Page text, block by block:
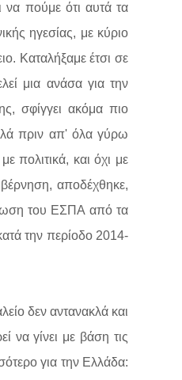
να πούμε ότι αυτά τα
ηγεσίας, με κύριο
Καταλήξαμε έτσι σε
μια ανάσα για την
σφίγγει ακόμα πιο
πριν απ' όλα γύρω
πολιτικά, και όχι με
αποδέχθηκε,
του ΕΣΠΑ από τα
την περίοδο 2014-
δεν αντανακλά και
να γίνει με βάση τις
για την Ελλάδα: